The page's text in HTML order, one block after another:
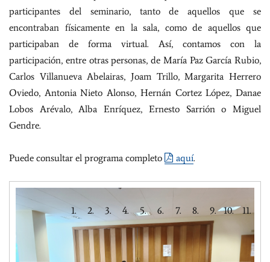
participantes del seminario, tanto de aquellos que se
encontraban físicamente en la sala, como de aquellos que
participaban de forma virtual. Así, contamos con la
participación, entre otras personas, de María Paz García Rubio,
Carlos Villanueva Abelairas, Joam Trillo, Margarita Herrero
Oviedo, Antonia Nieto Alonso, Hernán Cortez López, Danae
Lobos Arévalo, Alba Enríquez, Ernesto Sarrión o Miguel
Gendre.
Puede consultar el programa completo aquí.